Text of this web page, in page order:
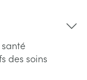
des soins